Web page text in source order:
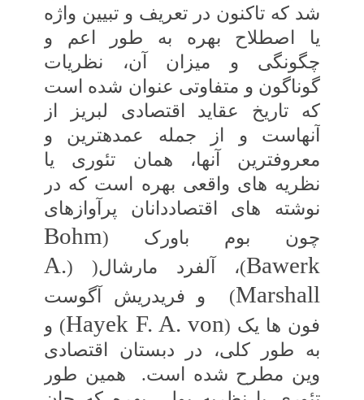
شد که‏ تاکنون در تعریف و تبیین واژه
یا اصطلاح بهره‏ به‏ طور اعم و
چگونگی و میزان آن، نظریات‏
گوناگون و متفاوتی عنوان شده است
که تاریخ‏ عقاید اقتصادی لبریز از
آنهاست و از جمله‏ عمده‏ترین و
معروفترین آنها، همان تئوری یا
نظریه‏ های واقعی بهره است که در
نوشته ‏های‏ اقتصاددانان پرآوازه‏ای
چون بوم باورک (Bohm
Bawerk
)، آلفرد مارشال( (A.
Marshall
)
و فریدریش آگوست
فون‏ ها یک (Hayek F. A. von) و
به‏ طور کلی، در دبستان اقتصادی
وین مطرح شده است.
همین طور